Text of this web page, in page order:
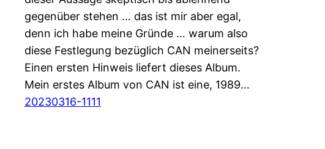
gegenüber stehen … das ist mir aber egal,
denn ich habe meine Gründe … warum also
diese Festlegung bezüglich CAN meinerseits?
Einen ersten Hinweis liefert dieses Album.
Mein erstes Album von CAN ist eine, 1989…
20230316-1111